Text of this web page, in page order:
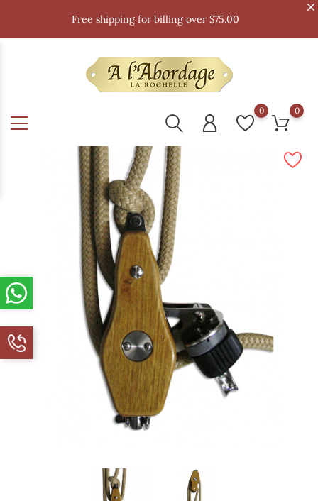
Free shipping for billing over $75.00
0 0